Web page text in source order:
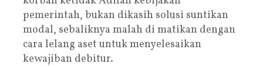
pemerintah, bukan dikasih solusi suntikan
modal, sebaliknya malah di matikan dengan
cara lelang aset untuk menyelesaikan
kewajiban debitur.